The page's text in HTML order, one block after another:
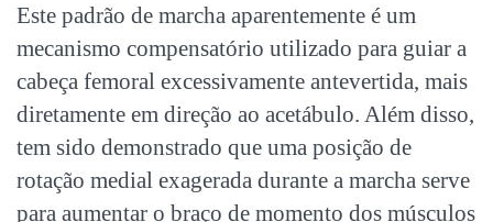
Este padrão de marcha aparentemente é um
mecanismo compensatório utilizado para guiar a
cabeça femoral excessivamente antevertida, mais
diretamente em direção ao acetábulo. Além disso,
tem sido demonstrado que uma posição de
rotação medial exagerada durante a marcha serve
para aumentar o braço de momento dos músculos